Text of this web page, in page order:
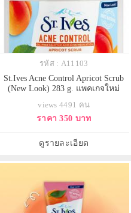
รหัส : A11103
St.Ives Acne Control Apricot Scrub
(New Look) 283 g. แพคเกจใหม่
จากแบรนด์สครับอันดับ 1 จาก
อเมริกา อุดมไปด้วยสารสกัดจากแอ
ขจัดสิวเสี้ยน ขจัดสิ่งสกปรกตกค้าง
ในรูขุมขน กรดซาลิไซลิก ช่วย
views 4491 คน
ราคา 350 บาท
ดูรายละเอียด